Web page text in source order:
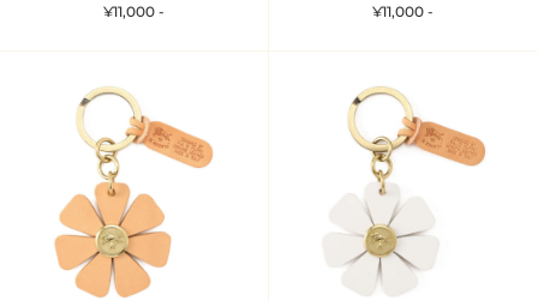
¥11,000 -
¥11,000 -